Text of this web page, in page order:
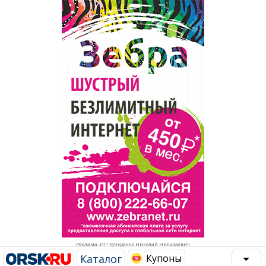
Реклама. ИП Кучеренко Николай Николаевич
Каталог Купоны
Рестораны, кафе, бары
Развлечения и отдых
Спорт Фитнес
Недвижимость
Красота Косметология
Торговля
Бизнес и финансы
Юристы, Экспертиза, Страхование
Ремонт
Социальные организации
Это интересно
Администрация
Популярное →